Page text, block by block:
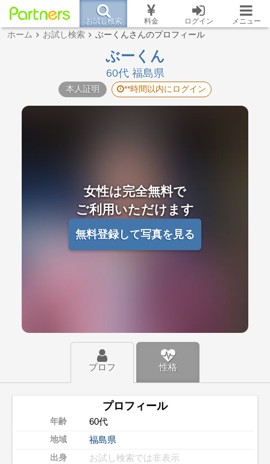
お試し検索 料金 ログイン メニュー
ホーム お試し検索 ぶーくんさんのプロフィール
ぶーくん
60代 福島県
本人証明 **時間以内にログイン
女性は完全無料で
ご利用いただけます
無料登録して写真を見る
プロフ 性格
プロフィール
年齢 60代
地域 福島県
出身 お試し検索では非表示